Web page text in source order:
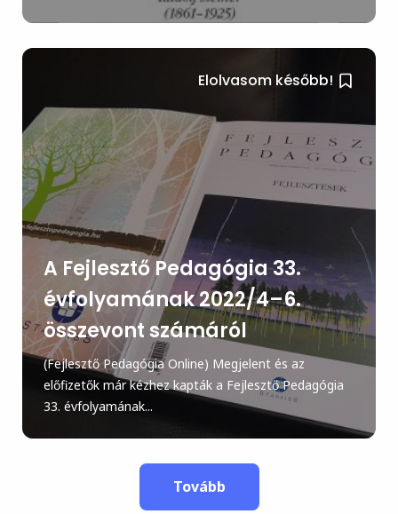
Elolvasom később!
A Fejlesztő Pedagógia 33.
évfolyamának 2022/4–6.
összevont számáról
(Fejlesztő Pedagógia Online) Megjelent és az
előfizetők már kézhez kapták a Fejlesztő Pedagógia
33. évfolyamának...
Tovább